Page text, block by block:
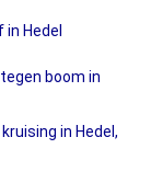
Hedel
boom in
in Hedel,